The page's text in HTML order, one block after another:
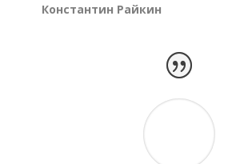
Константин Райкин